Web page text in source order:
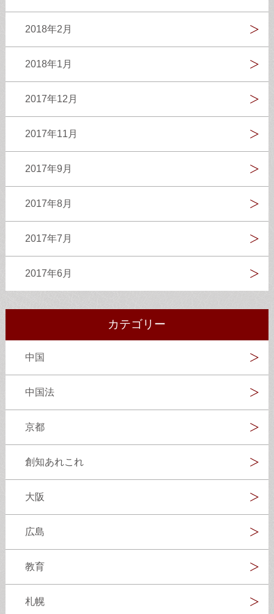
2018年2月
2018年1月
2017年12月
2017年11月
2017年9月
2017年8月
2017年7月
2017年6月
カテゴリー
中国
中国法
京都
創知あれこれ
大阪
広島
教育
札幌